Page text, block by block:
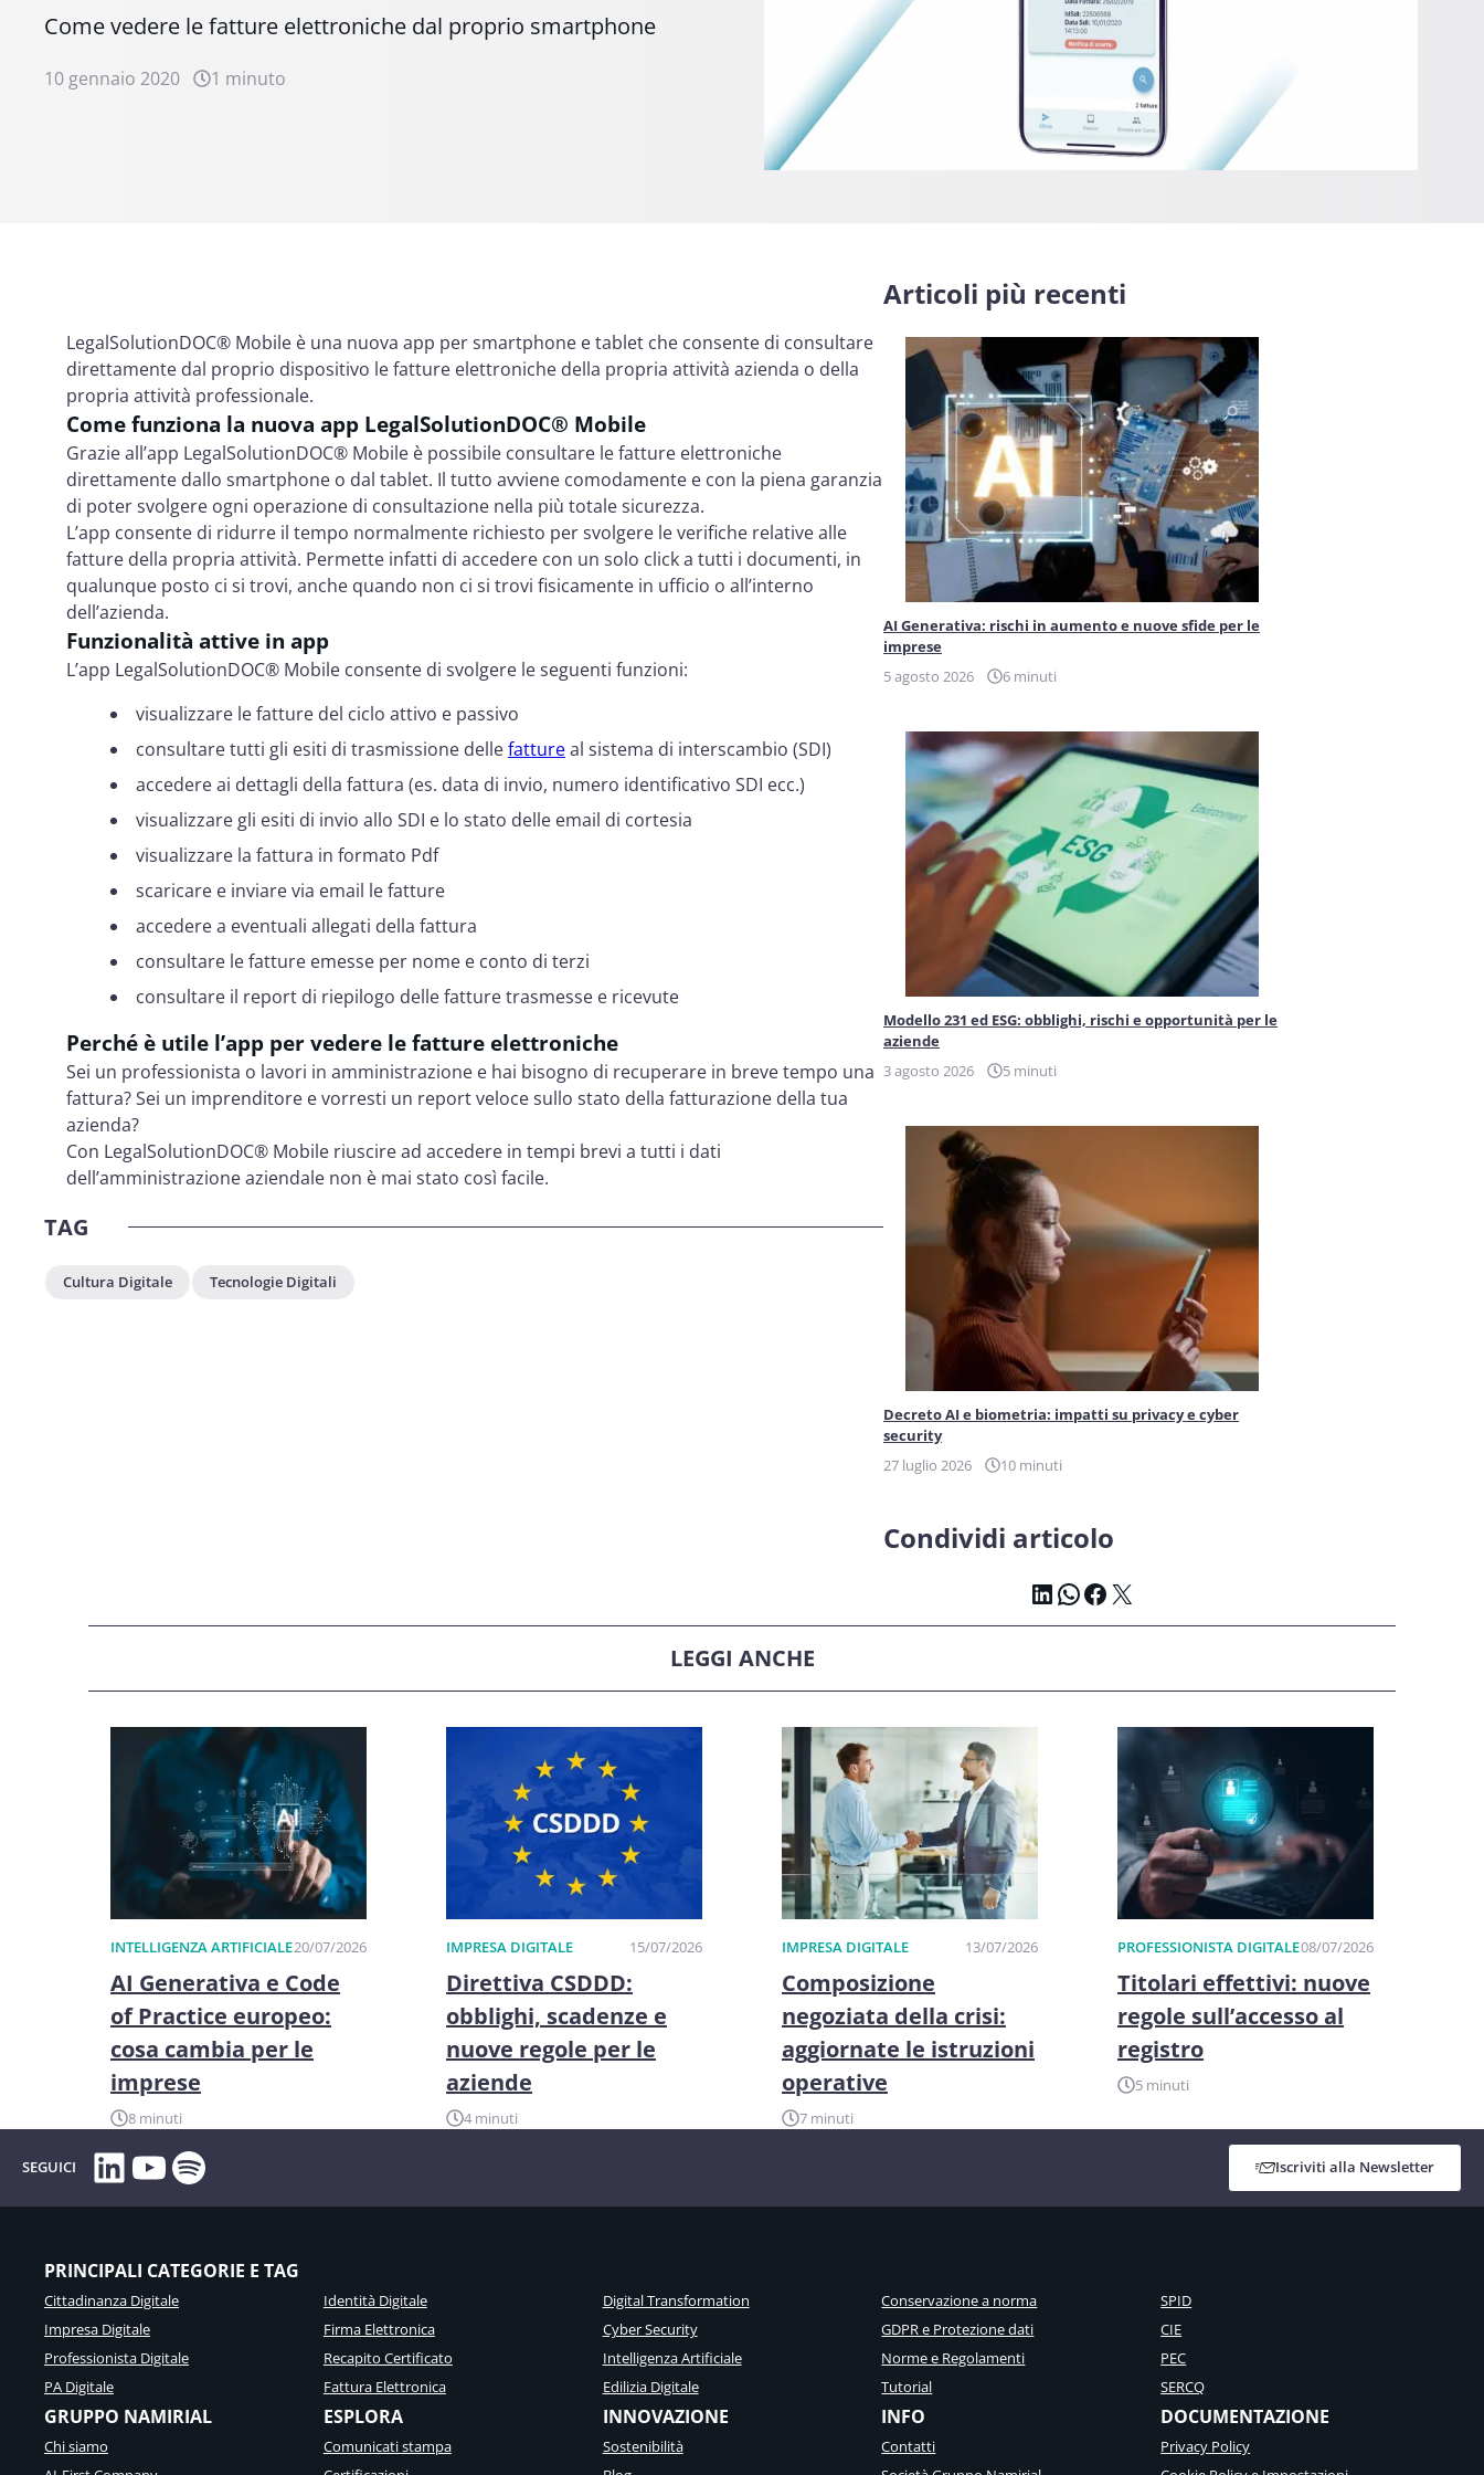
Come vedere le fatture elettroniche dal proprio smartphone
10 gennaio 2020 1 minuto
LegalSolutionDOC® Mobile è una nuova app per smartphone e tablet che consente di consultare
direttamente dal proprio dispositivo le fatture elettroniche della propria attività azienda o della
propria attività professionale.
Come funziona la nuova app LegalSolutionDOC® Mobile
Grazie all’app LegalSolutionDOC® Mobile è possibile consultare le fatture elettroniche
direttamente dallo smartphone o dal tablet. Il tutto avviene comodamente e con la piena garanzia
di poter svolgere ogni operazione di consultazione nella più totale sicurezza.
L’app consente di ridurre il tempo normalmente richiesto per svolgere le verifiche relative alle
fatture della propria attività. Permette infatti di accedere con un solo click a tutti i documenti, in
qualunque posto ci si trovi, anche quando non ci si trovi fisicamente in ufficio o all’interno
dell’azienda.
Funzionalità attive in app
L’app LegalSolutionDOC® Mobile consente di svolgere le seguenti funzioni:
visualizzare le fatture del ciclo attivo e passivo
consultare tutti gli esiti di trasmissione dellefattureal sistema di interscambio (SDI)
accedere ai dettagli della fattura (es. data di invio, numero identificativo SDI ecc.)
visualizzare gli esiti di invio allo SDI e lo stato delle email di cortesia
visualizzare la fattura in formato Pdf
scaricare e inviare via email le fatture
accedere a eventuali allegati della fattura
consultare le fatture emesse per nome e conto di terzi
consultare il report di riepilogo delle fatture trasmesse e ricevute
Perché è utile l’app per vedere le fatture elettroniche
Sei un professionista o lavori in amministrazione e hai bisogno di recuperare in breve tempo una
fattura? Sei un imprenditore e vorresti un report veloce sullo stato della fatturazione della tua
azienda?
Con LegalSolutionDOC® Mobile riuscire ad accedere in tempi brevi a tutti i dati
dell’amministrazione aziendale non è mai stato così facile.
TAG
Cultura Digitale Tecnologie Digitali
Articoli più recenti
AI Generativa: rischi in aumento e nuove sfide per le
imprese
5 agosto 2026
6 minuti
Modello 231 ed ESG: obblighi, rischi e opportunità per le
aziende
3 agosto 2026
5 minuti
Decreto AI e biometria: impatti su privacy e cyber
security
27 luglio 2026
10 minuti
Condividi articolo
LinkedIn WhatsApp Facebook X
LEGGI ANCHE
INTELLIGENZA ARTIFICIALE20/07/2026
AI Generativa e Code
of Practice europeo:
cosa cambia per le
imprese
8 minuti
IMPRESA DIGITALE 15/07/2026
Direttiva CSDDD:
obblighi, scadenze e
nuove regole per le
aziende
4 minuti
IMPRESA DIGITALE 13/07/2026
Composizione
negoziata della crisi:
aggiornate le istruzioni
operative
7 minuti
PROFESSIONISTA DIGITALE08/07/2026
Titolari effettivi: nuove
regole sull’accesso al
registro
5 minuti
SEGUICI LinkedIn
YouTube
Spotify Iscriviti alla Newsletter
PRINCIPALI CATEGORIE E TAG
Cittadinanza Digitale
Impresa Digitale
Professionista Digitale
PA Digitale
Identità Digitale
Firma Elettronica
Recapito Certificato
Fattura Elettronica
Digital Transformation
Cyber Security
Intelligenza Artificiale
Edilizia Digitale
Conservazione a norma
GDPR e Protezione dati
Norme e Regolamenti
Tutorial
SPID
CIE
PEC
SERCQ
GRUPPO NAMIRIAL
Chi siamo
ESPLORA
Comunicati stampa
INNOVAZIONE
Sostenibilità
INFO
Contatti
DOCUMENTAZIONE
Privacy Policy